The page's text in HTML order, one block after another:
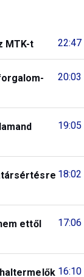
22:47
MTK-t
20:03
19:05
18:02
17:06
ettől
16:10